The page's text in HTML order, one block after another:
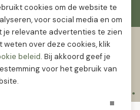
cookies om de website te
voor social media en om
je relevante advertenties te zien
weten over deze cookies, klik
beleid. Bij akkoord geef je
voor het gebruik van